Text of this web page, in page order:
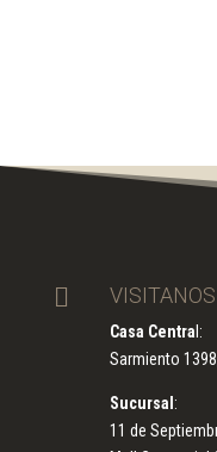
 VISITANOS
Casa Centra l:
Sarmiento
Sucursal :
11 de